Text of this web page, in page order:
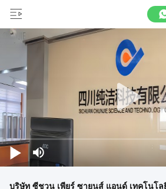
บริษัท ซีชวน เพียร์ ซายนส์ แอนด์ เทคโนโล